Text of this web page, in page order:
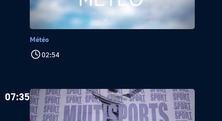
Météo
02:54
07:35